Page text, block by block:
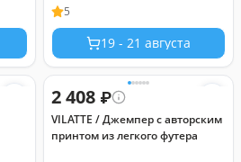
5
19 - 21 августа
2 408 ₽
VILATTE / Джемпер с авторским
принтом из легкого футера